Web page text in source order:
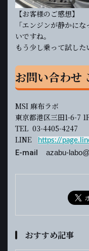
【お客様のご感想】
「エンジンが静かに
いですね。
もう少し乗って試した
お問い合わせ
MSI 麻布ラボ
東京都港区三田1-6-7
TEL 03-4405-4247
LINE
https://
E-mail azabu-
おすすめ記事